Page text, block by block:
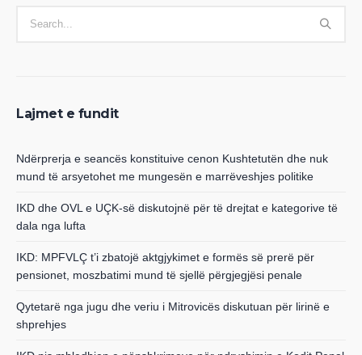
Lajmet e fundit
Ndërprerja e seancës konstituive cenon Kushtetutën dhe nuk
mund të arsyetohet me mungesën e marrëveshjes politike
IKD dhe OVL e UÇK-së diskutojnë për të drejtat e kategorive të
dala nga lufta
IKD: MPFVLÇ t’i zbatojë aktgjykimet e formës së prerë për
pensionet, moszbatimi mund të sjellë përgjegjësi penale
Qytetarë nga jugu dhe veriu i Mitrovicës diskutuan për lirinë e
shprehjes